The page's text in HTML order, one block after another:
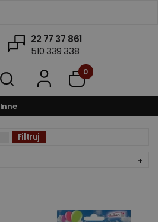
22 77 37 861
510 339 338
0
Inne
Filtruj